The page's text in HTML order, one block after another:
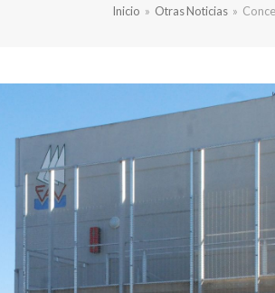
Inicio » Otras Noticias »